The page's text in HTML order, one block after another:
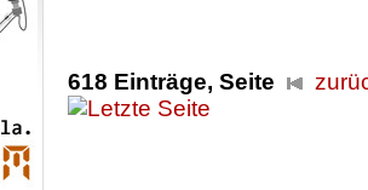
618 Einträge, Seite